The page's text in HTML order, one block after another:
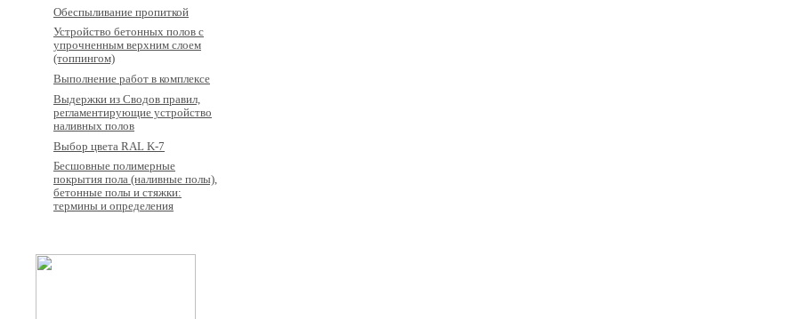
Обеспыливание пропиткой
Устройство бетонных полов с
упрочненным верхним слоем
(топпингом)
Выполнение работ в комплексе
Выдержки из Сводов правил,
регламентирующие устройство
наливных полов
Выбор цвета RAL K-7
Бесшовные полимерные
покрытия пола (наливные полы),
бетонные полы и стяжки:
термины и определения